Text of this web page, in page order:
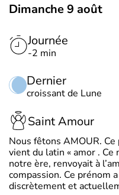
Dimanche 9 août
Journée
-2 min
Dernier
croissant de Lune
Saint Amour
Nous fêtons AMOUR.
vient du latin « amor . Ce
notre ère, renvoyait à
compassion. Ce prénom
discrètement et